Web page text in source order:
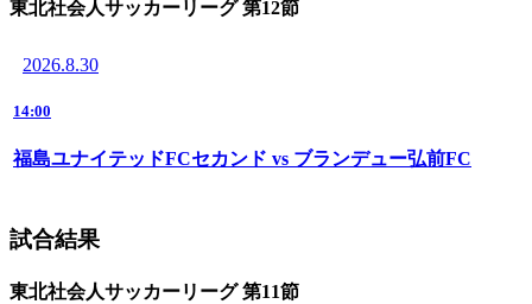
東北社会人サッカーリーグ 第12節
2026.8.30
14:00
福島ユナイテッドFCセカンド vs ブランデュー弘前FC
試合結果
東北社会人サッカーリーグ 第11節